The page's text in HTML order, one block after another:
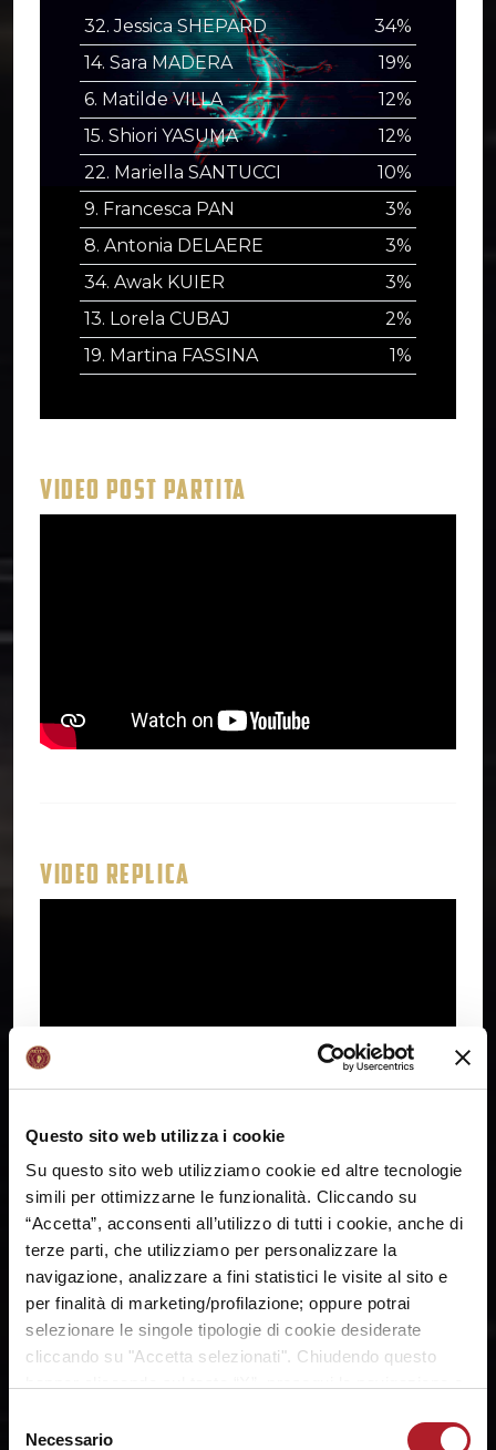
Questo sito web utilizza i cookie
Su questo sito web utilizziamo cookie ed altre tecnologie
simili per ottimizzarne le funzionalità. Cliccando su
“Accetta”, acconsenti all’utilizzo di tutti i cookie, anche di
terze parti, che utilizziamo per personalizzare la
navigazione, analizzare a fini statistici le visite al sito e
per finalità di marketing/profilazione; oppure potrai
selezionare le singole tipologie di cookie desiderate
cliccando su "Accetta selezionati". Chiudendo questo
fruizione del sito. Potrai modificare le tue preferenze in
delNecessario
32. Jessica SHEPARD
34%
14. Sara MADERA
19%
6. Matilde VILLA
12%
15. Shiori YASUMA
12%
22. Mariella SANTUCCI
10%
9. Francesca PAN
3%
8. Antonia DELAERE
3%
34. Awak KUIER
3%
13. Lorela CUBAJ
2%
19. Martina FASSINA
1%
VIDEO POST PARTITA
VIDEO REPLICA
CRONACA PARTITA
Gara 1 quarti Umana Reyer-Passalacqua
Ragusa: 69-52